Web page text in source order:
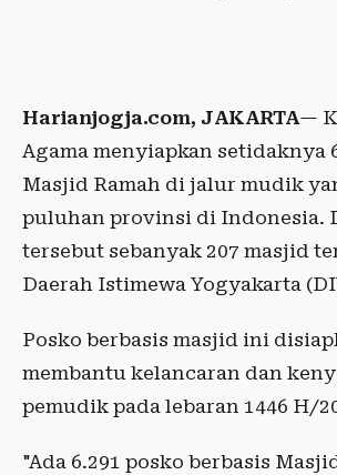
Harianjogja.com, JAKARTA—
Agama menyiapkan setidaknya
Masjid Ramah di jalur mudik
puluhan provinsi di Indonesia.
tersebut sebanyak 207 masjid
Daerah Istimewa Yogyakarta
Posko berbasis masjid ini
membantu kelancaran dan
pemudik pada lebaran 1446 H/
"Ada 6.291 posko berbasis